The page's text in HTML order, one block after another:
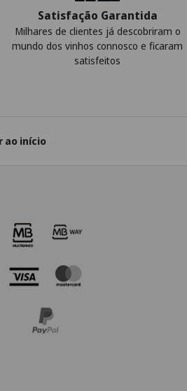
Satisfação Garantida
Milhares de clientes já descobriram o
mundo dos vinhos connosco e ficaram
satisfeitos
ao início